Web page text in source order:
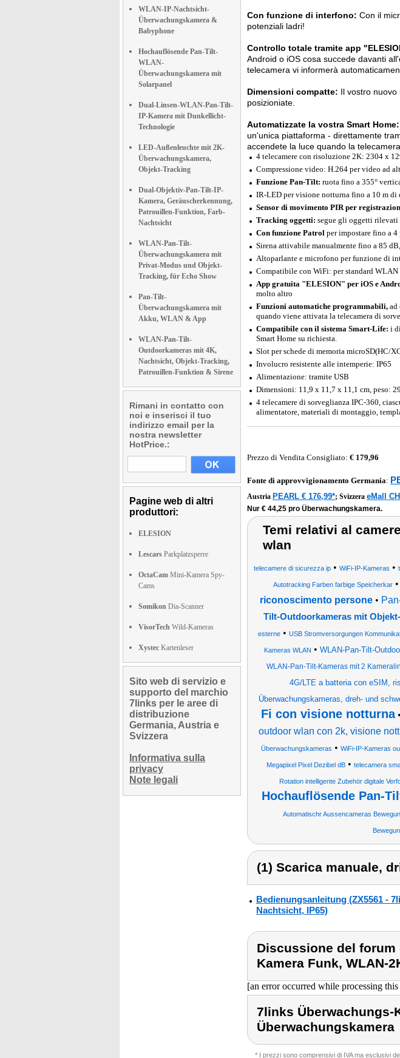
WLAN-IP-Nachtsicht-
Überwachungskamera &
Babyphone
Hochauflösende Pan-Tilt-
WLAN-
Überwachungskamera mit
Solarpanel
Dual-Linsen-WLAN-Pan-Tilt-
IP-Kamera mit Dunkellicht-
Technologie
LED-Außenleuchte mit 2K-
Überwachungskamera,
Objekt-Tracking
Dual-Objektiv-Pan-Tilt-IP-
Kamera, Geräuscherkennung,
Patrouillen-Funktion, Farb-
Nachtsicht
WLAN-Pan-Tilt-
Überwachungskamera mit
Privat-Modus und Objekt-
Tracking, für Echo Show
Pan-Tilt-
Überwachungskamera mit
Akku, WLAN & App
WLAN-Pan-Tilt-
Outdoorkameras mit 4K,
Nachtsicht, Objekt-Tracking,
Patrouillen-Funktion & Sirene
Rimani in contatto con
noi e inserisci il tuo
indirizzo email per la
nostra newsletter
HotPrice.:
Pagine web di altri
produttori:
ELESION
Lescars Parkplatzsperre
OctaCam Mini-Kamera Spy-
Cams
Somikon Dia-Scanner
VisorTech Wild-Kameras
Xystec Kartenleser
Sito web di servizio e
supporto del marchio
7links per le aree di
distribuzione
Germania, Austria e
Svizzera
Informativa sulla
privacy
Note legali
Con funzione di interfono: Con il
potenziali ladri!
Controllo totale tramite app
Android o iOS cosa succede davanti
telecamera vi informerà
Dimensioni compatte: Il vostro
posizioniate.
Automatizzate la vostra Smart Home:
un'unica piattaforma - direttamente
accendete la luce quando la
4 telecamere con risoluzione 2K: 2304 x
Compressione video: H.264 per video ad
Funzione Pan-Tilt: ruota fino a 355°
IR-LED per visione notturna fino a 10 m di
Sensor di movimento PIR per
Tracking oggetti: segue gli oggetti
Con funzione Patrol per impostare fino a
Sirena attivabile manualmente fino a 85
Altoparlante e microfono per funzione di
Compatibile con WiFi: per standard
App gratuita "ELESION" per iOS e
molto altro
Funzioni automatiche programmabili, ad
quando viene attivata la telecamera di
Compatibile con il sistema Smart-Life: i
Smart Home su richiesta.
Slot per schede di memoria microSD(HC/
Involucro resistente alle intemperie: IP65
Alimentazione: tramite USB
Dimensioni: 11,9 x 11,7 x 11,1 cm, peso:
4 telecamere di sorveglianza IPC-360,
alimentatore, materiali di montaggio,
Prezzo di Vendita Consigliato: € 179,96
Fonte di approvvigionamento Germania:
Austria PEARL € 176,99*; Svizzera eMall
Nur € 44,25 pro Überwachungskamera.
Temi relativi al
wlan
telecamere di sicurezza ip • WiFi-IP-Kameras •
Autotracking Farben farbige Speicherkar •
riconoscimento persone•
Tilt-Outdoorkameras mit
esterne • USB Stromversorgungen
Kameras WLAN • WLAN-Pan-Tilt-
WLAN-Pan-Tilt-Kameras mit 2
4G/LTE a batteria con eSIM,
Überwachungskameras, dreh- und
Fi con visione notturna•
outdoor wlan con 2k, visione
Überwachungskameras • WiFi-IP-Kameras
Megapixel Pixel Dezibel dB • telecamera
Rotation intelligente Zubehör digitale
Hochauflösende Pan-
Automatischr Aussencameras
(1) Scarica manuale,
Bedienungsanleitung (ZX5561 -
Nachtsicht, IP65)
Discussione del
Kamera Funk, WLAN-
[an error occurred while processing
7links Überwachungs-
Überwachungskamera
* I prezzi sono comprensivi di IVA ma esclusivi